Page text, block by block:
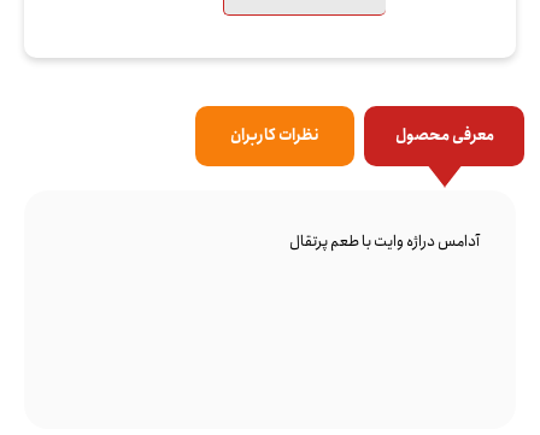
معرفی محصول نظرات کاربران
آدامس دراژه وایت با طعم پرتقال